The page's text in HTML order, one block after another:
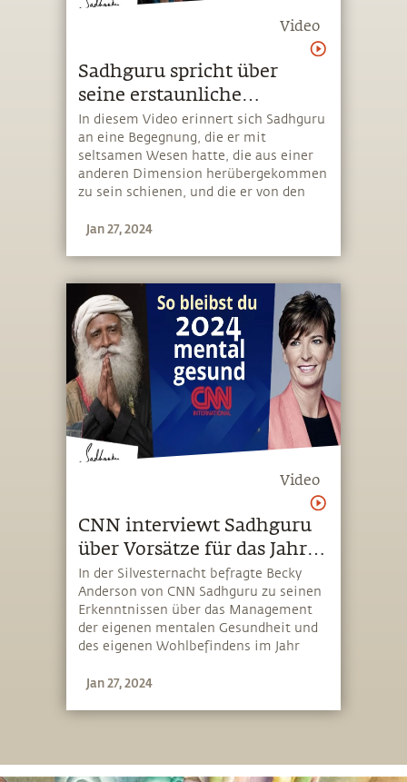
Video
Sadhguru spricht über
seine erstaunliche
Begegnung mit Aliens
In diesem Video erinnert sich Sadhguru
an eine Begegnung, die er mit
seltsamen Wesen hatte, die aus einer
anderen Dimension herübergekommen
zu sein schienen, und die er von den
anderer Bereiche unterscheidet
Jan 27, 2024
Video
CNN interviewt Sadhguru
über Vorsätze für das Jahr
2024
In der Silvesternacht befragte Becky
Anderson von CNN Sadhguru zu seinen
Erkenntnissen über das Management
der eigenen mentalen Gesundheit und
des eigenen Wohlbefindens im Jahr
auch darüber, wie sich das Thema
Boden bemühen müssen
Jan 27, 2024